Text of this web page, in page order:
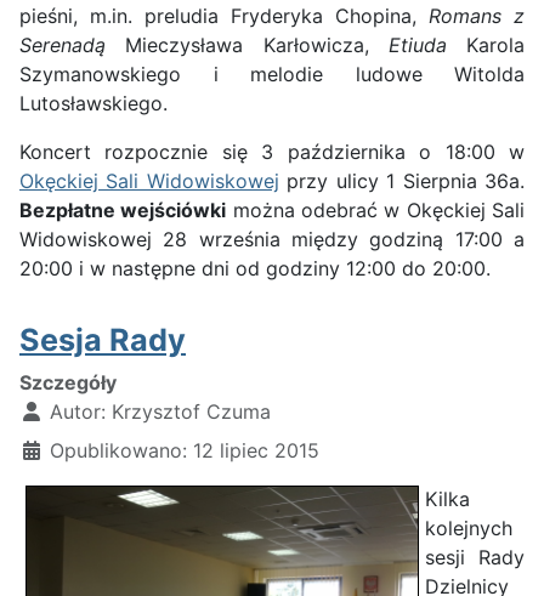
pieśni, m.in. preludia Fryderyka Chopina, Romans z
Serenadą Mieczysława Karłowicza, Etiuda Karola
Szymanowskiego i melodie ludowe Witolda
Lutosławskiego.
Koncert rozpocznie się 3 października o 18:00 w
Okęckiej Sali Widowiskowej przy ulicy 1 Sierpnia 36a.
Bezpłatne wejściówki można odebrać w Okęckiej Sali
Widowiskowej 28 września między godziną 17:00 a
20:00 i w następne dni od godziny 12:00 do 20:00.
Sesja Rady
Szczegóły
Autor: Krzysztof Czuma
Opublikowano: 12 lipiec 2015
Kilka
kolejnych
sesji Rady
Dzielnicy